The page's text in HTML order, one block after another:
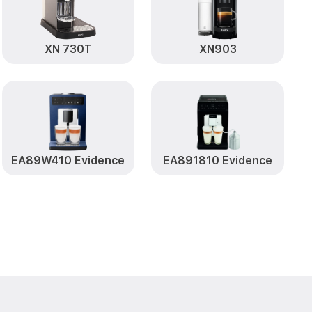
блока XN
Заказать
XN 730T XN903
EA89W410 Evidence EA891810 Evidence